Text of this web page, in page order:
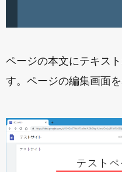
ページの本文にテキス
す。ページの編集画面